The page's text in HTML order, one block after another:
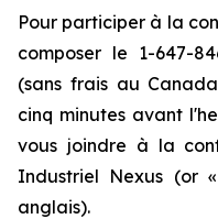
Pour participer à la
composer le 1-647-
(sans frais au
cinq minutes avant
vous joindre à la
Industriel Nexus (or
anglais).